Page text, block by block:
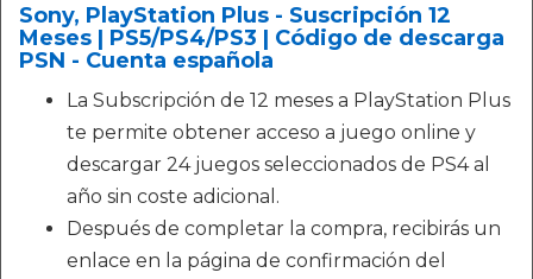
Sony, PlayStation Plus - Suscripción 12
Meses | PS5/PS4/PS3 | Código de descarga
PSN - Cuenta española
La Subscripción de 12 meses a PlayStation Plus
te permite obtener acceso a juego online y
descargar 24 juegos seleccionados de PS4 al
año sin coste adicional.
Después de completar la compra, recibirás un
enlace en la página de confirmación del